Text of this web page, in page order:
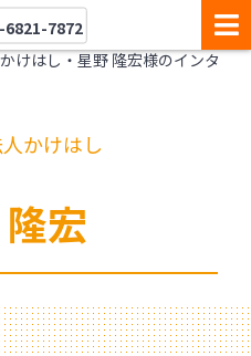
6821-7872
けはし・星野 隆宏様のインタ
かけはし
宏